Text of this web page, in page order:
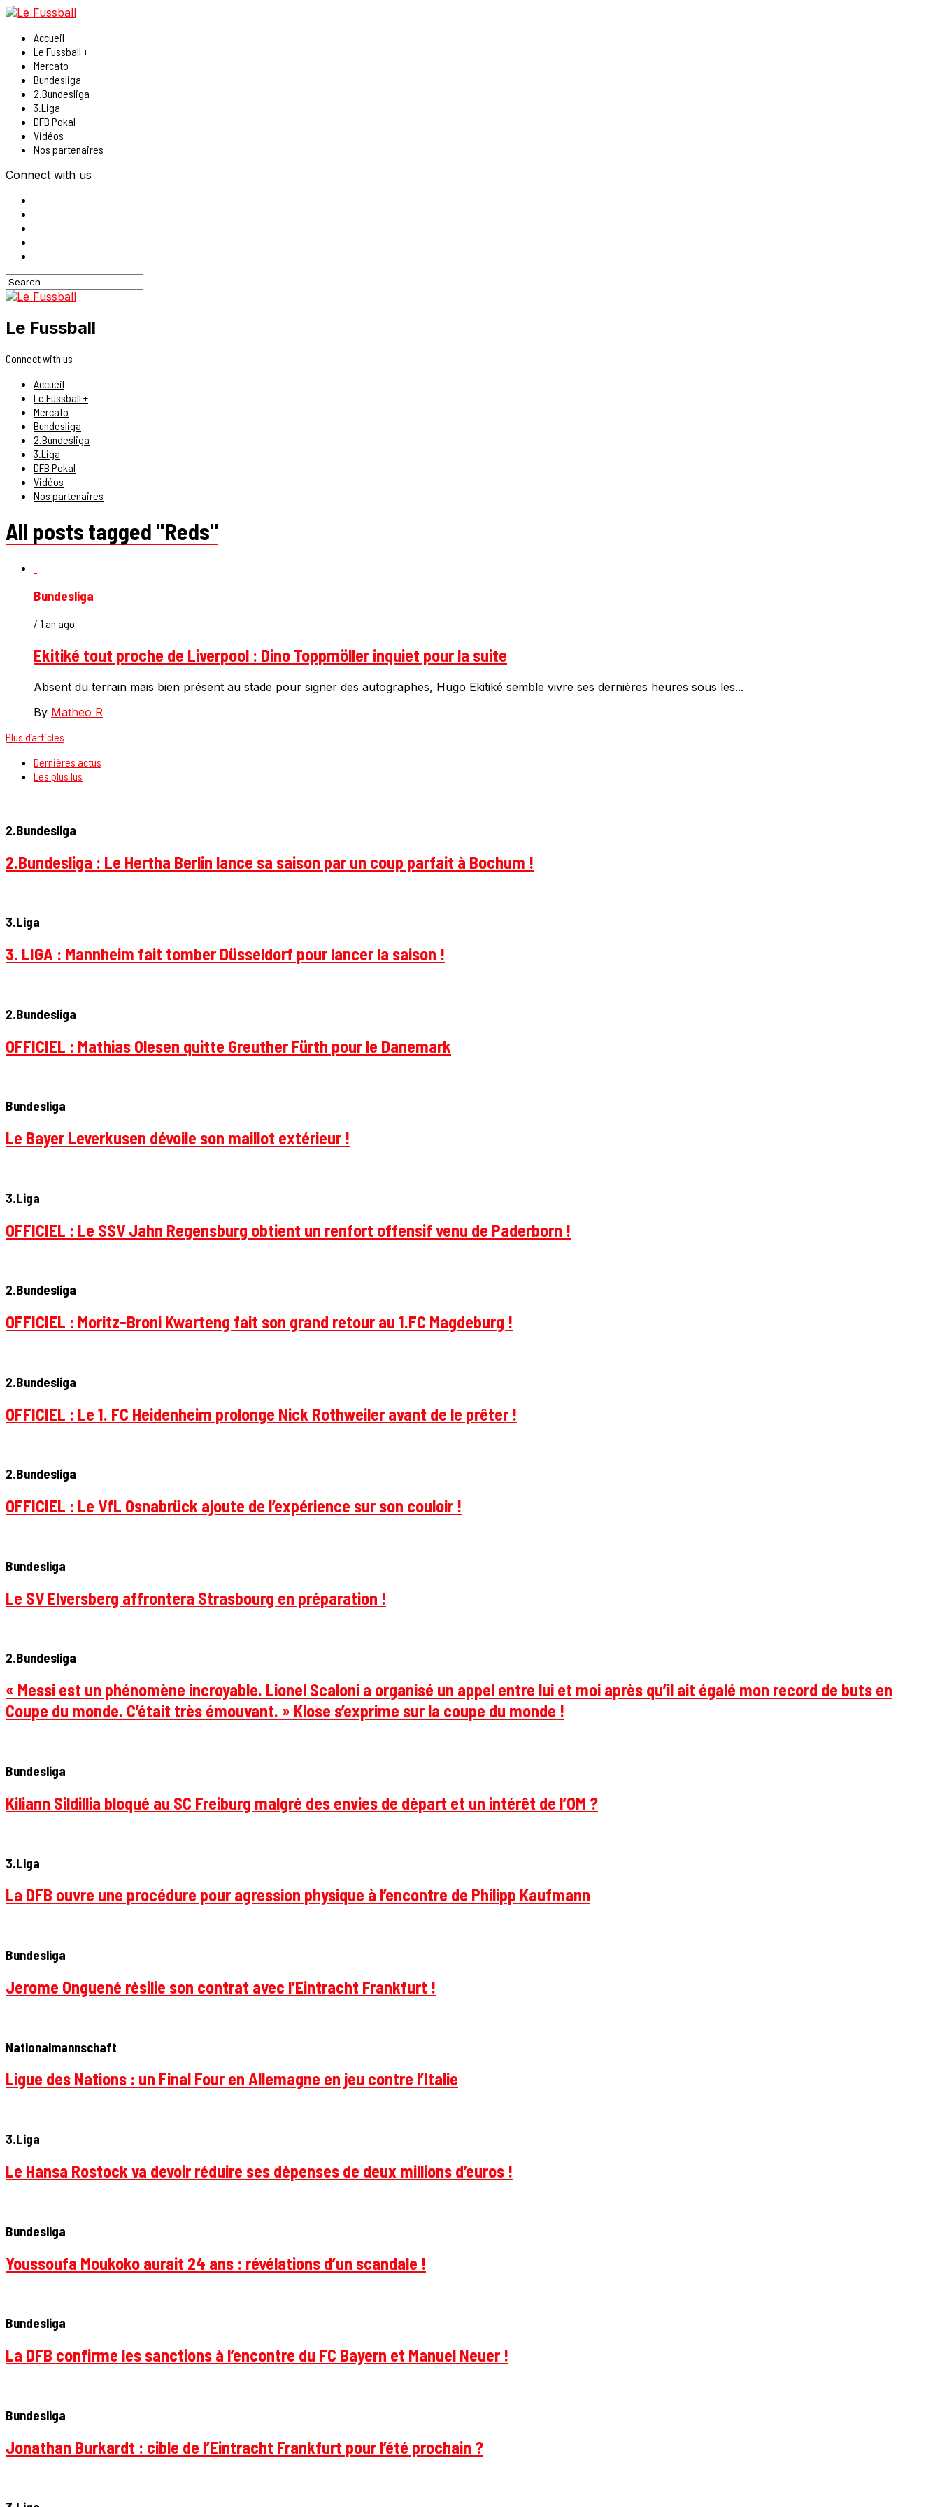
Accueil
Le Fussball +
Mercato
Bundesliga
2.Bundesliga
3.Liga
DFB Pokal
Vidéos
Nos partenaires
Connect with us
Le Fussball
Connect with us
Accueil
Le Fussball +
Mercato
Bundesliga
2.Bundesliga
3.Liga
DFB Pokal
Vidéos
Nos partenaires
All posts tagged "Reds"
Bundesliga
/ 1 an ago
Ekitiké tout proche de Liverpool : Dino Toppmöller inquiet pour la suite
Absent du terrain mais bien présent au stade pour signer des autographes, Hugo Ekitiké semble vivre ses dernières heures sous les...
By Matheo R
Plus d’articles
Dernières actus
Les plus lus
2.Bundesliga
2.Bundesliga : Le Hertha Berlin lance sa saison par un coup parfait à Bochum !
3.Liga
3. LIGA : Mannheim fait tomber Düsseldorf pour lancer la saison !
2.Bundesliga
OFFICIEL : Mathias Olesen quitte Greuther Fürth pour le Danemark
Bundesliga
Le Bayer Leverkusen dévoile son maillot extérieur !
3.Liga
OFFICIEL : Le SSV Jahn Regensburg obtient un renfort offensif venu de Paderborn !
2.Bundesliga
OFFICIEL : Moritz-Broni Kwarteng fait son grand retour au 1.FC Magdeburg !
2.Bundesliga
OFFICIEL : Le 1. FC Heidenheim prolonge Nick Rothweiler avant de le prêter !
2.Bundesliga
OFFICIEL : Le VfL Osnabrück ajoute de l’expérience sur son couloir !
Bundesliga
Le SV Elversberg affrontera Strasbourg en préparation !
2.Bundesliga
« Messi est un phénomène incroyable. Lionel Scaloni a organisé un appel entre lui et moi après qu’il ait égalé mon record de buts en
Coupe du monde. C’était très émouvant. » Klose s’exprime sur la coupe du monde !
Bundesliga
Kiliann Sildillia bloqué au SC Freiburg malgré des envies de départ et un intérêt de l’OM ?
3.Liga
La DFB ouvre une procédure pour agression physique à l’encontre de Philipp Kaufmann
Bundesliga
Jerome Onguené résilie son contrat avec l’Eintracht Frankfurt !
Nationalmannschaft
Ligue des Nations : un Final Four en Allemagne en jeu contre l’Italie
3.Liga
Le Hansa Rostock va devoir réduire ses dépenses de deux millions d’euros !
Bundesliga
Youssoufa Moukoko aurait 24 ans : révélations d’un scandale !
Bundesliga
La DFB confirme les sanctions à l’encontre du FC Bayern et Manuel Neuer !
Bundesliga
Jonathan Burkardt : cible de l’Eintracht Frankfurt pour l’été prochain ?